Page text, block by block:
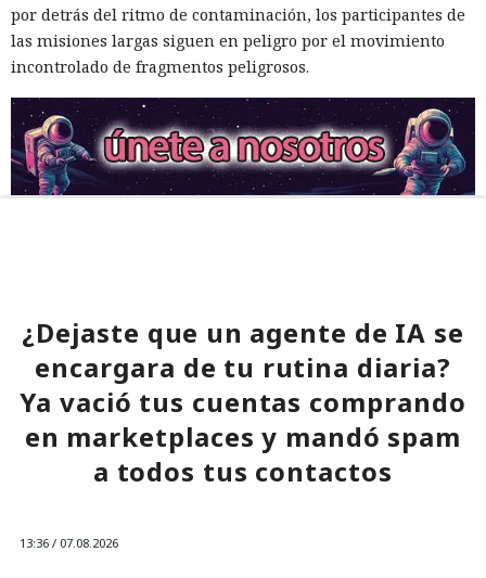
por detrás del ritmo de contaminación, los participantes de
las misiones largas siguen en peligro por el movimiento
incontrolado de fragmentos peligrosos.
¿Dejaste que un agente de IA se
encargara de tu rutina diaria?
Ya vació tus cuentas comprando
en marketplaces y mandó spam
a todos tus contactos
13:36 / 07.08.2026